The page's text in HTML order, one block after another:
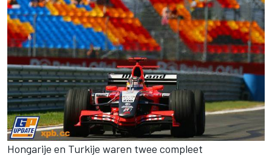
Hongarije en Turkije waren twee compleet